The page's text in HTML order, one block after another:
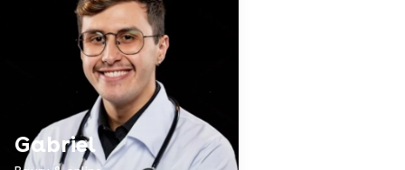
Gabriel